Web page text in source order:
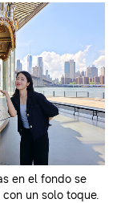
en el fondo se
un solo toque.